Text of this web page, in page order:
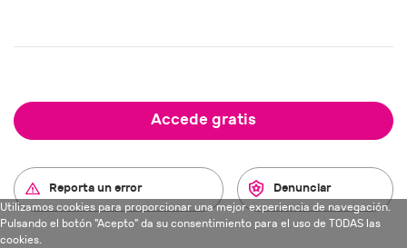
Accede gratis
Reporta un error Denunciar
Utilizamos cookies para proporcionar una mejor experiencia de navegación.
Pulsando el botón "Acepto" da su consentimiento para el uso de TODAS las
cookies.